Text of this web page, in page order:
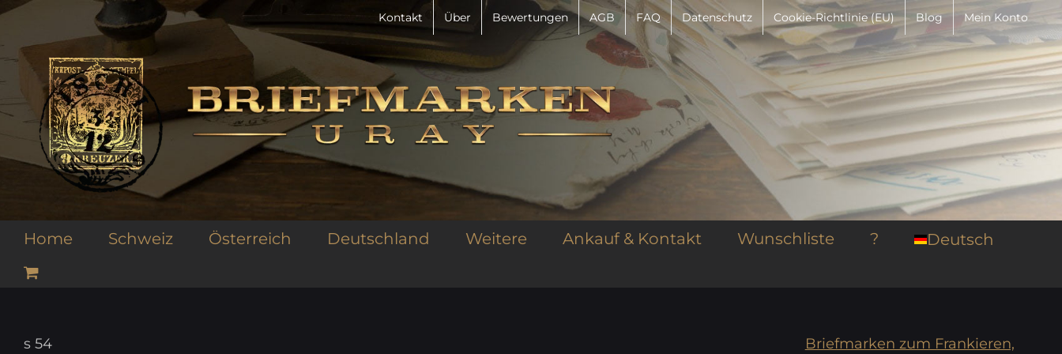
Zum
springen
Kontakt Über Bewertungen AGB FAQ Datenschutz Cookie-Richtlinie (EU) Blog Mein Konto
Home Schweiz Österreich Deutschland Weitere Ankauf & Kontakt Wunschliste ? Deutsch
s 54
Briefmarken zum Frankieren,